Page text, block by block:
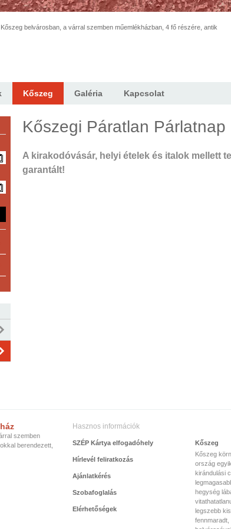
belvárosban, a várral szemben műemlékházban, 4 fő részére, antik
Kőszeg Galéria Kapcsolat
Kőszegi Páratlan Párlatnap
A kirakodóvásár, helyi ételek és italok mellett
garantált!
szemben
berendezett,
Hasznos információk
SZÉP Kártya elfogadóhely
Hírlevél feliratkozás
Ajánlatkérés
Szobafoglalás
Elérhetőségek
Kőszeg
Kőszeg
ország
kirándulási
hegység
legszebb